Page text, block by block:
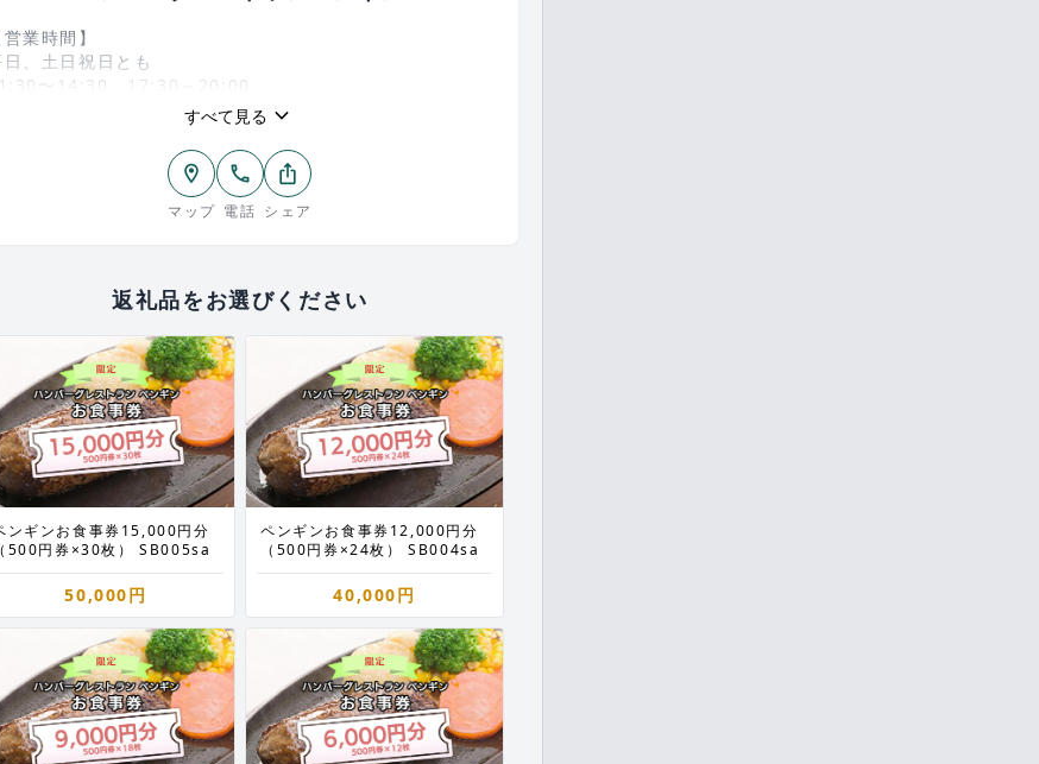
営業時間】
日、土日祝日とも
〜14:30、17:30～20:00
ハンバーグなくなり次第終了となることもございます。
すべて見る keyboard_arrow_down
location_on
マップ
phone
電話
ios_share
シェア
返礼品をお選びください
ンギンお食事券15,000円分
（500円券×30枚） SB005sa
50,000円
ペンギンお食事券12,000円分
（500円券×24枚） SB004sa
40,000円